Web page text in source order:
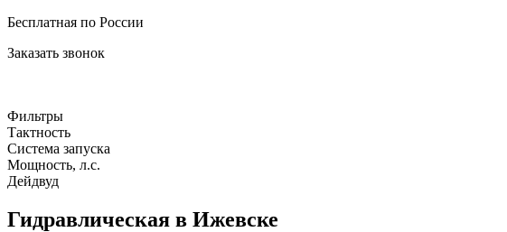
Бесплатная по России
Заказать звонок
Фильтры
Тактность
Система запуска
Мощность, л.с.
Дейдвуд
Гидравлическая в Ижевске